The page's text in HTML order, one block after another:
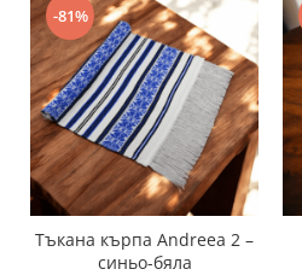
-81%
Тъкана кърпа Andreea 2 –
синьо-бяла